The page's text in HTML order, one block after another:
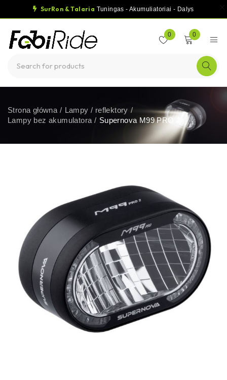
SurRon & Talaria Tuningas - Akumuliatoriai - Dalys
0 0
Strona główna / Lampy / reflektory /
Lampy bez akumulatora / Supernova M99 PRO 2